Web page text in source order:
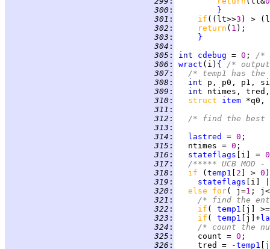
300 :
}
301 : if ((lt>>3 ) >
302 : return ( 1
303 :
}
304 :
305 : int cdebug = 0 ;
/*
306 : wract (i) {
/*
307 :
/* temp1 has
308 :
int
309 :
int
310 : struct item
311 :
312 :
/* find the best
313 :
314 : lastred = 0
315 :
   ntimes =
0
316 : stateflags [i] = 0
317 :
/***** UCB
318 : if ( temp1 2 ] > 0
319 : stateflags [i]
320 : else for( j=1 ;
321 :
/* find the
322 : if ( temp1
[j]
323 : if ( temp1 [j]+
324 :
/* count the
325 :
     count =
0
326 :
     tred = -
temp1